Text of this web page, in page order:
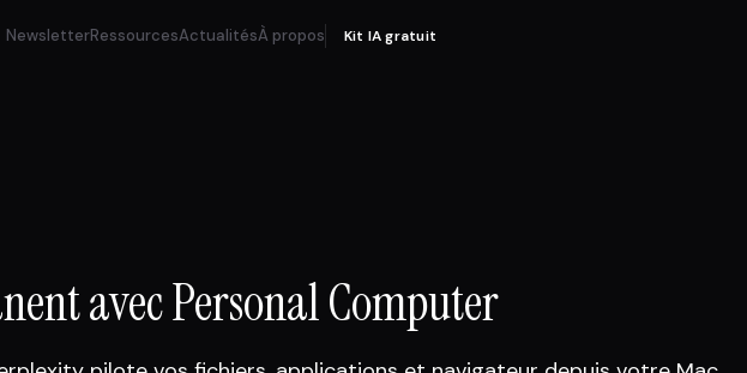
NewsletterRessourcesActualitésÀ propos Kit IA gratuit
avec Personal Computer